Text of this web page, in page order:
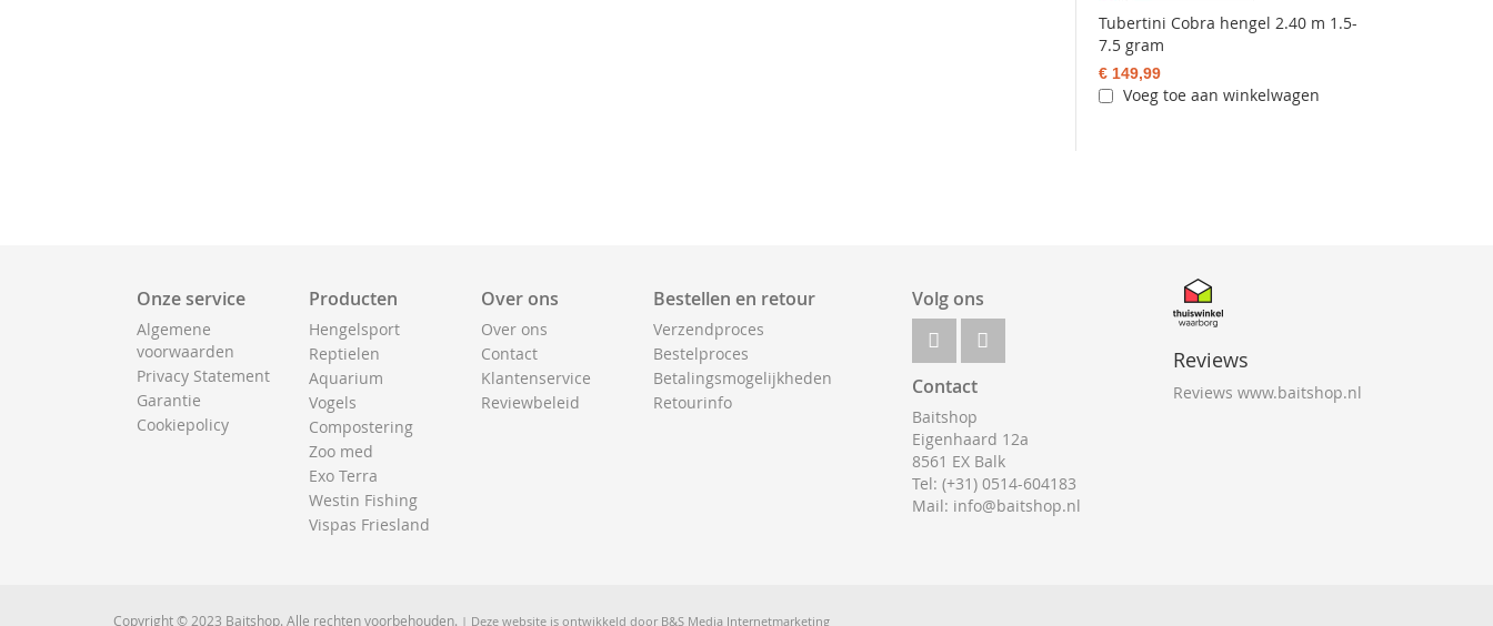
Tubertini Cobra hengel 2.40 m 1.5-
7.5 gram
€ 149,99
Voeg toe aan winkelwagen
Onze service
Algemene
voorwaarden
Privacy Statement
Garantie
Cookiepolicy
Producten
Hengelsport
Reptielen
Aquarium
Vogels
Compostering
Zoo med
Exo Terra
Westin Fishing
Vispas Friesland
Over ons
Over ons
Contact
Klantenservice
Reviewbeleid
Bestellen en retour
Verzendproces
Bestelproces
Betalingsmogelijkheden
Retourinfo
Volg ons
Contact
Baitshop
Eigenhaard 12a
8561 EX Balk
Tel: (+31) 0514-604183
Mail: info@baitshop.nl
Reviews
Reviews www.baitshop.nl
Copyright © 2023 Baitshop. Alle rechten voorbehouden. | Deze website is ontwikkeld door B&S Media Internetmarketing